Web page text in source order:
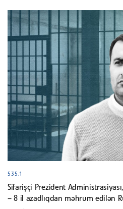
535.1
Sifarişçi Prezident
– 8 il azadlıqdan məhrum edilən